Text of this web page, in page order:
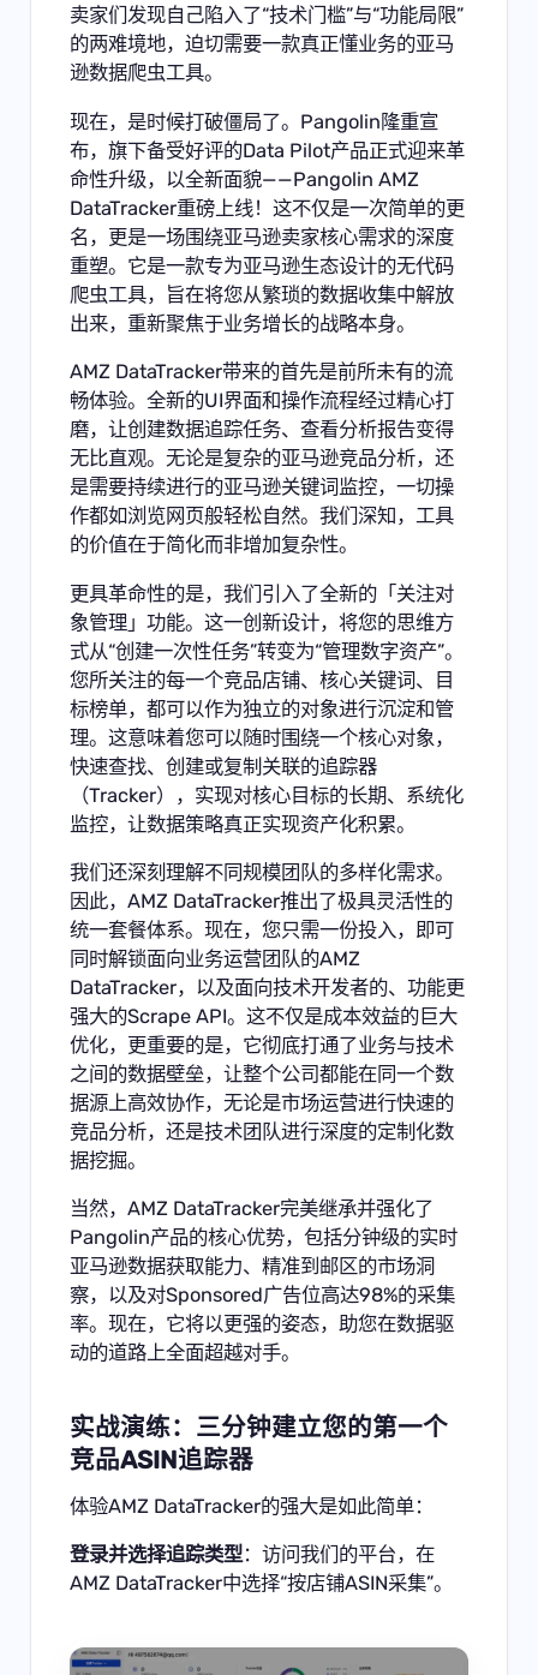
卖家们发现自己陷入了“技术门槛”与“功能局限”
的两难境地，迫切需要一款真正懂业务的亚马
逊数据爬虫工具。
现在，是时候打破僵局了。Pangolin隆重宣
布，旗下备受好评的Data Pilot产品正式迎来革
命性升级，以全新面貌——Pangolin AMZ
DataTracker重磅上线！这不仅是一次简单的更
名，更是一场围绕亚马逊卖家核心需求的深度
重塑。它是一款专为亚马逊生态设计的无代码
爬虫工具，旨在将您从繁琐的数据收集中解放
出来，重新聚焦于业务增长的战略本身。
AMZ DataTracker带来的首先是前所未有的流
畅体验。全新的UI界面和操作流程经过精心打
磨，让创建数据追踪任务、查看分析报告变得
无比直观。无论是复杂的亚马逊竞品分析，还
是需要持续进行的亚马逊关键词监控，一切操
作都如浏览网页般轻松自然。我们深知，工具
的价值在于简化而非增加复杂性。
更具革命性的是，我们引入了全新的「关注对
象管理 」功能。这一创新设计，将您的思维方
式从“创建一次性任务”转变为“管理数字资产”。
您所关注的每一个竞品店铺、核心关键词、目
标榜单，都可以作为独立的对象进行沉淀和管
理。这意味着您可以随时围绕一个核心对象，
快速查找、创建或复制关联的追踪器
（Tracker），实现对核心目标的长期、系统化
监控，让数据策略真正实现资产化积累。
我们还深刻理解不同规模团队的多样化需求。
因此，AMZ DataTracker推出了极具灵活性的
统一套餐体系。现在，您只需一份投入，即可
同时解锁面向业务运营团队的AMZ
DataTracker，以及面向技术开发者的、功能更
强大的Scrape API。这不仅是成本效益的巨大
优化，更重要的是，它彻底打通了业务与技术
之间的数据壁垒，让整个公司都能在同一个数
据源上高效协作，无论是市场运营进行快速的
竞品分析，还是技术团队进行深度的定制化数
据挖掘。
当然，AMZ DataTracker完美继承并强化了
Pangolin产品的核心优势，包括分钟级的实时
亚马逊数据获取能力、精准到邮区的市场洞
察，以及对Sponsored广告位高达98%的采集
率。现在，它将以更强的姿态，助您在数据驱
动的道路上全面超越对手。
实战演练：三分钟建立您的第一个
竞品ASIN追踪器
体验AMZ DataTracker的强大是如此简单：
登录并选择追踪类型：访问我们的平台，在
AMZ DataTracker中选择“按店铺ASIN采集”。